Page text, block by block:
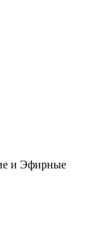
и Эфирные